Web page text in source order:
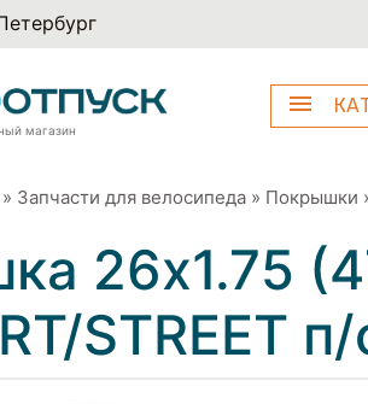
магазин
» Запчасти для велосипеда » Покрышки
26x1.75
STREET